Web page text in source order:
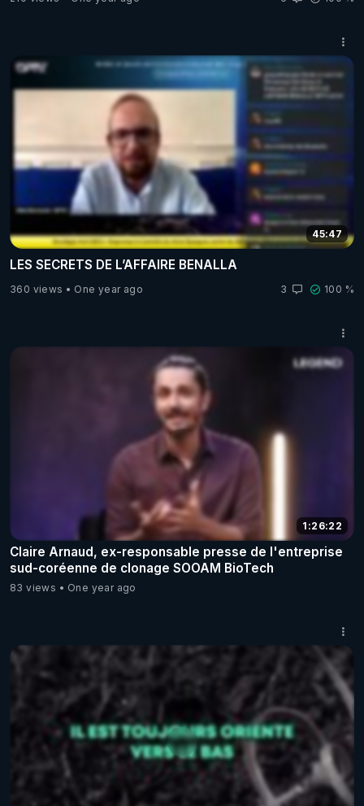
45:47
LES SECRETS DE L’AFFAIRE BENALLA
360 views One year ago 3 100 %
1:26:22
Claire Arnaud, ex-responsable presse de l'entreprise
sud-coréenne de clonage SOOAM BioTech
83 views One year ago